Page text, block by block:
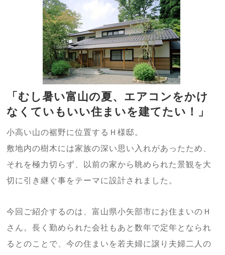
「むし暑い富山の夏、エアコンをかけ
なくていもいい住まいを建てたい！」
小高い山の裾野に位置するＨ様邸。
敷地内の樹木には家族の深い思い入れがあったため、
それを極力切らず、以前の家から眺められた景観を大
切に引き継ぐ事をテーマに設計されました。
今回ご紹介するのは、富山県小矢部市にお住まいのＨ
さん。長く勤められた会社もあと数年で定年となられ
るとのことで、今の住まいを若夫婦に譲り夫婦二人の